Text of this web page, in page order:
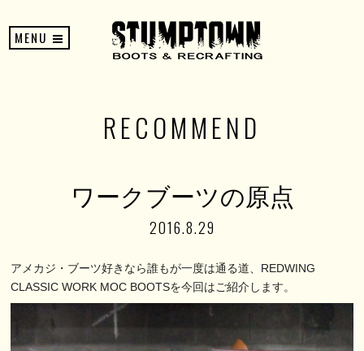
MENU
RECOMMEND
ワークブーツの原点
2016.8.29
アメカジ・ブーツ好きなら誰もが一度は通る道、REDWING
CLASSIC WORK MOC BOOTSを今回はご紹介します。